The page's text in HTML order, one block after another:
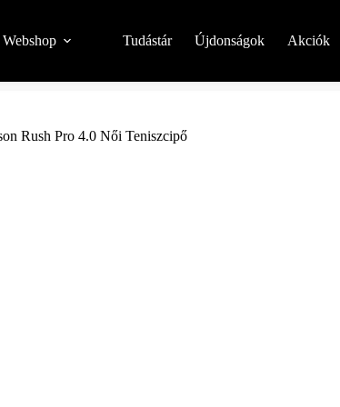
Webshop Tudástár Újdonságok Akciók
Rush Pro 4.0 Női Teniszcipő